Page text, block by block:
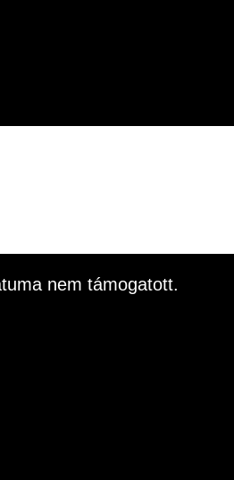
nem támogatott.